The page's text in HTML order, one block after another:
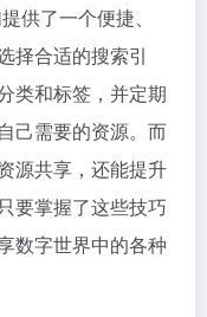
供了一个便捷、
择合适的搜索引
类和标签，并定期
己需要的资源。而
源共享，还能提升
要掌握了这些技巧
数字世界中的各种